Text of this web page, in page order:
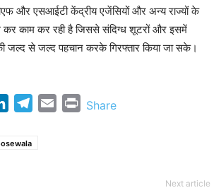
और एसआईटी केंद्रीय एजेंसियों और अन्य राज्यों के
कर काम कर रही है जिससे संदिग्ध शूटरों और इसमें
जल्द से जल्द पहचान करके गिरफ्तार किया जा सके।
LinkedInTelegram
Email Print
Share
Next article